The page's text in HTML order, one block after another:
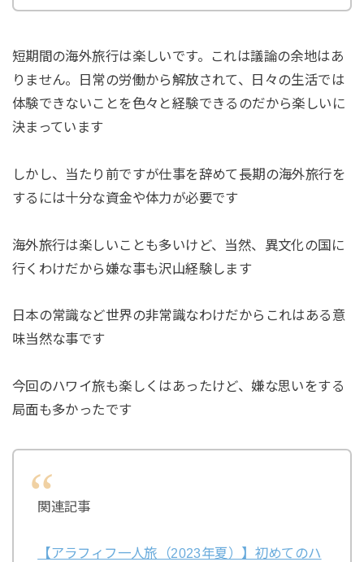
短期間の海外旅行は楽しいです。これは議論の余地はあ
りません。日常の労働から解放されて、日々の生活では
体験できないことを色々と経験できるのだから楽しいに
決まっています
しかし、当たり前ですが仕事を辞めて長期の海外旅行を
するには十分な資金や体力が必要です
海外旅行は楽しいことも多いけど、当然、異文化の国に
行くわけだから嫌な事も沢山経験します
日本の常識など世界の非常識なわけだからこれはある意
味当然な事です
今回のハワイ旅も楽しくはあったけど、嫌な思いをする
局面も多かったです
関連記事
【アラフィフ一人旅（2023年夏）】初めてのハ